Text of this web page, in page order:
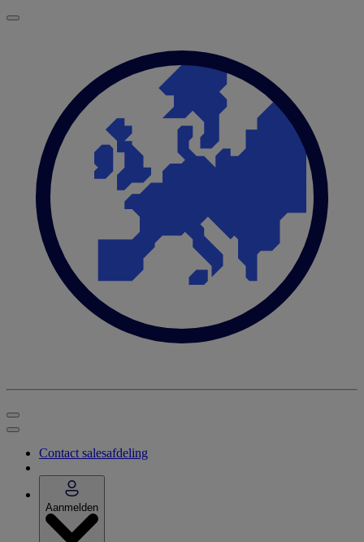
Contact salesafdeling
Aanmelden